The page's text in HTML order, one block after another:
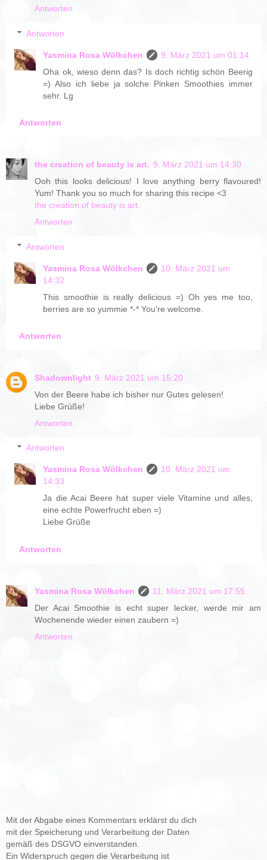
Antworten
Antworten
Yasmina Rosa Wölkchen
9. März 2021 um 01:14
Oha ok, wieso denn das? Is doch richtig schön Beerig
=) Also ich liebe ja solche Pinken Smoothies immer
sehr. Lg
Antworten
the creation of beauty is art. 9. März 2021 um 14:30
Ooh this looks delicious! I love anything berry flavoured!
Yum! Thank you so much for sharing this recipe <3
the creation of beauty is art.
Antworten
Antworten
Yasmina Rosa Wölkchen
10. März 2021 um
14:32
This smoothie is really delicious =) Oh yes me too,
berries are so yummie *-* You're welcome.
Antworten
Shadownlight 9. März 2021 um 15:20
Von der Beere habe ich bisher nur Gutes gelesen!
Liebe Grüße!
Antworten
Antworten
Yasmina Rosa Wölkchen
10. März 2021 um
14:33
Ja die Acai Beere hat super viele Vitamine und alles,
eine echte Powerfrucht eben =)
Liebe Grüße
Antworten
Yasmina Rosa Wölkchen
11. März 2021 um 17:55
Der Acai Smoothie is echt super lecker, werde mir am
Wochenende wieder einen zaubern =)
Antworten
Mit der Abgabe eines Kommentars erklärst du dich
mit der Speicherung und Verarbeitung der Daten
gemäß des DSGVO einverstanden.
Ein Widerspruch gegen die Verarbeitung ist